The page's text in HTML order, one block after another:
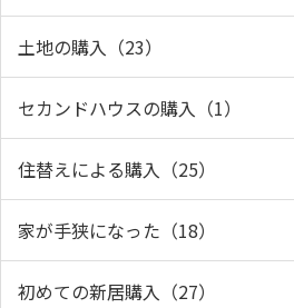
土地の購入（23）
セカンドハウスの購入（1）
住替えによる購入（25）
家が手狭になった（18）
初めての新居購入（27）